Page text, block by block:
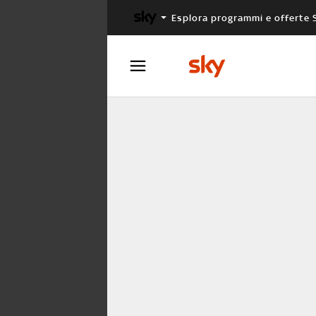
Esplora programmi e offerte